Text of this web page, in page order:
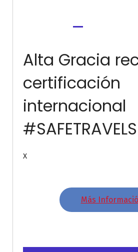
Alta Gracia
certificación
internacional
#SAFETRAVELS
X
Más